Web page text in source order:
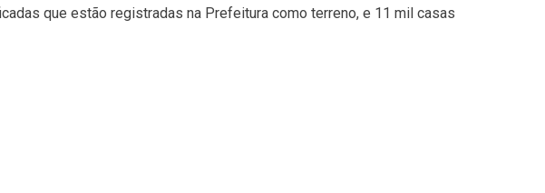
que estão registradas na Prefeitura como terreno, e 11 mil casas